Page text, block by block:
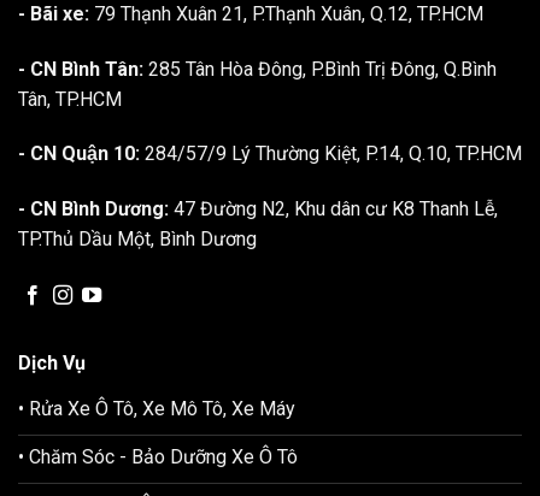
- Bãi xe: 79 Thạnh Xuân 21, P.Thạnh Xuân, Q.12, TP.HCM
- CN Bình Tân: 285 Tân Hòa Đông, P.Bình Trị Đông, Q.Bình
Tân, TP.HCM
- CN Quận 10: 284/57/9 Lý Thường Kiệt, P.14, Q.10, TP.HCM
- CN Bình Dương: 47 Đường N2, Khu dân cư K8 Thanh Lễ,
TP.Thủ Dầu Một, Bình Dương
Dịch Vụ
• Rửa Xe Ô Tô, Xe Mô Tô, Xe Máy
• Chăm Sóc - Bảo Dưỡng Xe Ô Tô